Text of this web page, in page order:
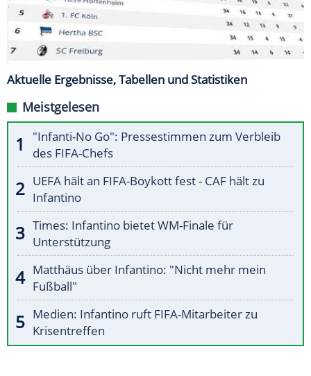
Aktuelle Ergebnisse, Tabellen und Statistiken
Meistgelesen
"Infanti-No Go": Pressestimmen zum Verbleib
des FIFA-Chefs
UEFA hält an FIFA-Boykott fest - CAF hält zu
Infantino
Times: Infantino bietet WM-Finale für
Unterstützung
Matthäus über Infantino: "Nicht mehr mein
Fußball"
Medien: Infantino ruft FIFA-Mitarbeiter zu
Krisentreffen